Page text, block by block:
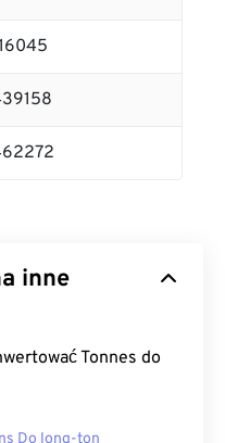
inne
Tonnes do
Do long-ton